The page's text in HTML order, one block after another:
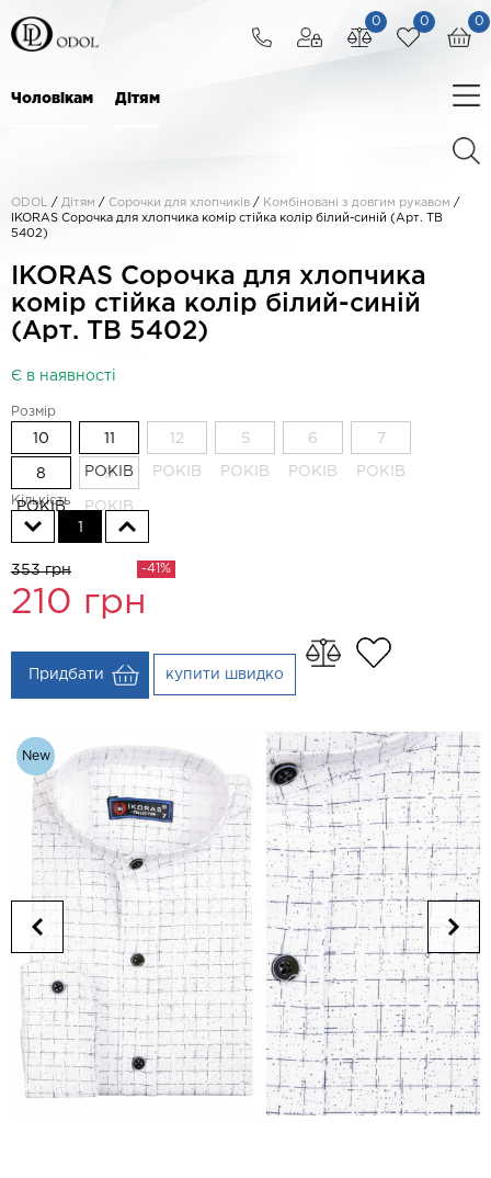
0
0
0
Чоловікам Дітям
ODOL / Дітям / Сорочки для хлопчиків / Комбіновані з довгим рукавом /
IKORAS Сорочка для хлопчика комір стійка колір білий-синій (Арт. TB
5402)
IKORAS Сорочка для хлопчика
комір стійка колір білий-синій
(Арт. TB 5402)
Є в наявності
Розмір
10
РОКІВ РОКІВ
12
РОКІВ
5
РОКІВ
6
РОКІВ
7
РОКІВ
8
РОКІВ
9
РОКІВ
Кількість
353 грн
210 грн
-41%
Придбати купити швидко
New